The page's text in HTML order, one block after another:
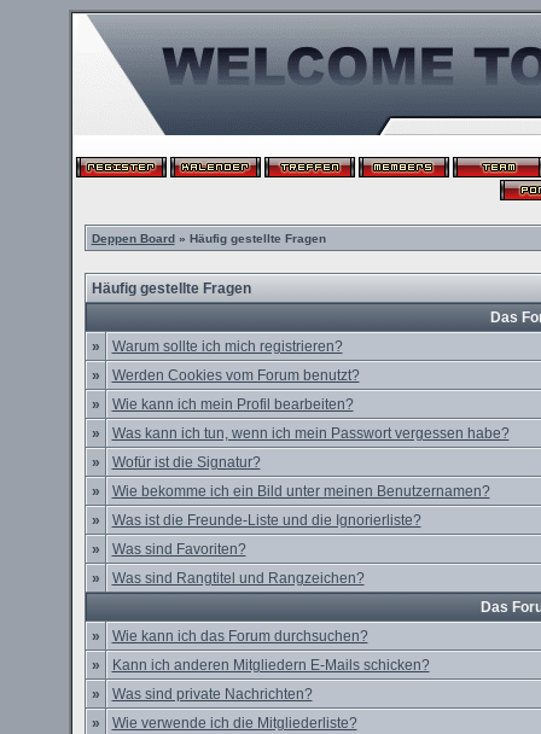
Deppen Board» Häufig gestellte Fragen
Häufig gestellte Fragen
Das
»
Warum sollte ich mich registrieren?
»
Werden Cookies vom Forum benutzt?
»
Wie kann ich mein Profil bearbeiten?
»
Was kann ich tun, wenn ich mein Passwort vergessen habe?
»
Wofür ist die Signatur?
»
Wie bekomme ich ein Bild unter meinen Benutzernamen?
»
Was ist die Freunde-Liste und die Ignorierliste?
»
Was sind Favoriten?
»
Was sind Rangtitel und Rangzeichen?
Das
»
Wie kann ich das Forum durchsuchen?
»
Kann ich anderen Mitgliedern E-Mails schicken?
»
Was sind private Nachrichten?
»
Wie verwende ich die Mitgliederliste?